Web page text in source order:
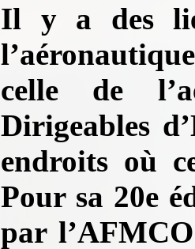
Il y a des
celle de
Dirigeables
endroits où
Pour sa 20e
par